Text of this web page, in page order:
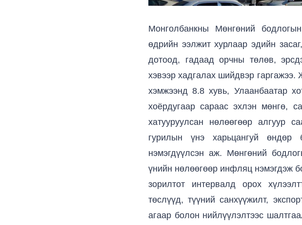
Монголбанкны Мөнгөний
өдрийн ээлжит хурлаар эдийн
дотоод, гадаад орчны төлөв,
хэвээр хадгалах шийдвэр
хэмжээнд 8.8 хувь, Улаанбаатар
хоёрдугаар сараас эхлэн мөнгө,
хатууруулсан нөлөөгөөр алгуур
гурилын үнэ харьцангуй
нэмэгдүүлсэн аж. Мөнгөний
үнийн нөлөөгөөр инфляц нэмэгдэж
зорилтот интервалд орох
төслүүд, түүний санхүүжилт,
агаар болон нийлүүлэлтээс